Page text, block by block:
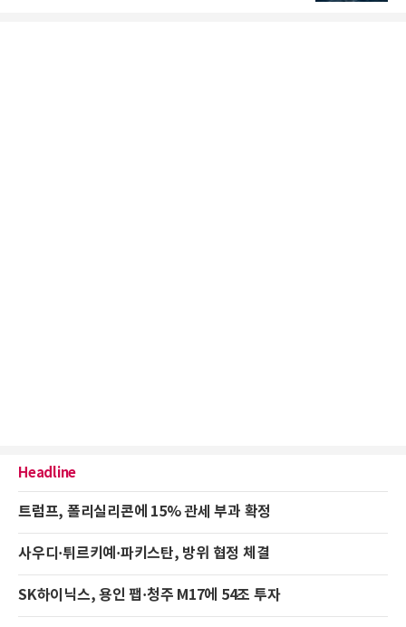
Headline
트럼프, 폴리실리콘에 15% 관세 부과 확정
사우디·튀르키예·파키스탄, 방위 협정 체결
SK하이닉스, 용인 팹·청주 M17에 54조 투자